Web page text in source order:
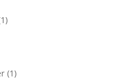
(1)